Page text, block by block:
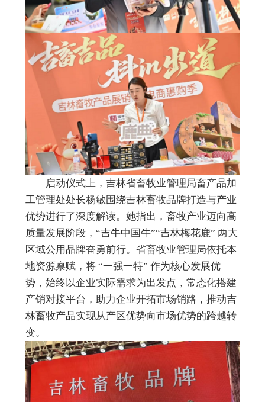
启动仪式上，吉林省畜牧业管理局畜产品加
工管理处处长杨敏围绕吉林畜牧品牌打造与产业
优势进行了深度解读。她指出，畜牧产业迈向高
质量发展阶段，“吉牛中国牛”“吉林梅花鹿” 两大
区域公用品牌奋勇前行。省畜牧业管理局依托本
地资源禀赋，将 “一强一特” 作为核心发展优
势，始终以企业实际需求为出发点，常态化搭建
产销对接平台，助力企业开拓市场销路，推动吉
林畜牧产品实现从产区优势向市场优势的跨越转
变。